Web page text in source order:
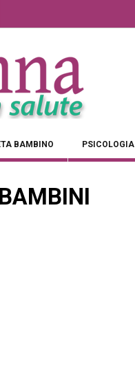
BAMBINO PSICOLOGIA